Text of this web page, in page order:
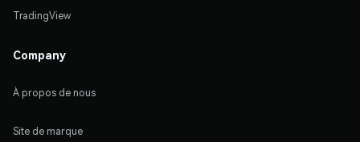
TradingView
Company
À propos de nous
Site de marque